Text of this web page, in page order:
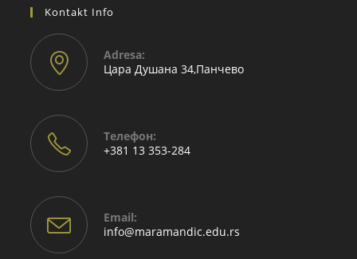
Kontakt Info
Adresа:
Цара Душана 34,Панчево
Телефон:
+381 13 353-284
Email:
info@maramandic.edu.rs